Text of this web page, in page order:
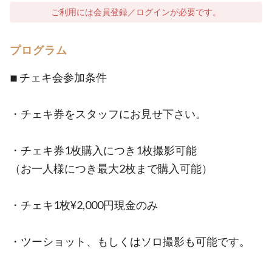
ご利用には会員登録／ログインが必要です。
プログラム
◾︎ チェキ会参加条件
・チェキ券をスタッフにお見せ下さい。
・チェキ券1枚購入につき1枚撮影可能
（お一人様につき最大2枚まで購入可能）
・チェキ1枚¥2,000円現金のみ
・ツーショット、もしくはソロ撮影も可能です。